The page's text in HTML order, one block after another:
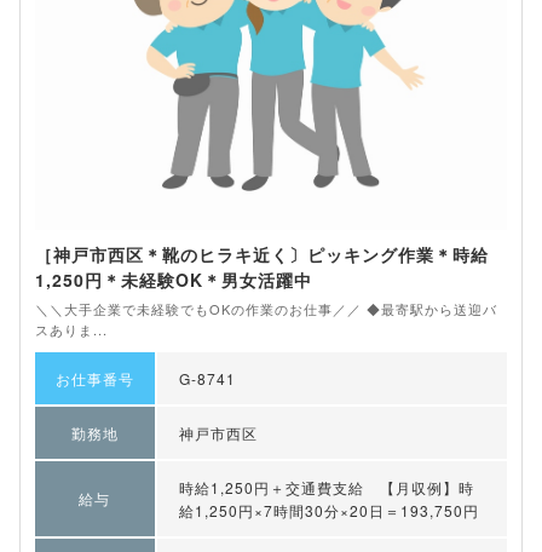
［神戸市西区＊靴のヒラキ近く〕ピッキング作業＊時給
1,250円＊未経験OK＊男女活躍中
＼＼大手企業で未経験でもOKの作業のお仕事／／ ◆最寄駅から送迎バ
スありま...
お仕事番号 G-8741
勤務地 神戸市西区
給与
時給1,250円＋交通費支給 【月収例】時
給1,250円×7時間30分×20日＝193,750円